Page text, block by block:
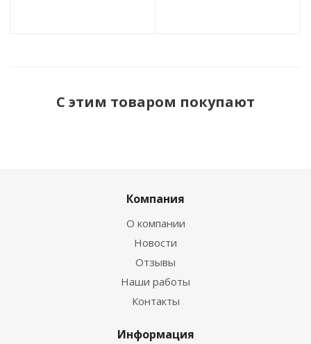
С этим товаром покупают
Компания
О компании
Новости
Отзывы
Наши работы
Контакты
Информация